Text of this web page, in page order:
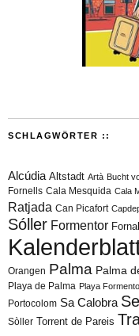
SCHLAGWÖRTER ::
Alcúdia Altstadt Artà Bucht
Fornells Cala Mesquida Cala
Ratjada Can Picafort
Sóller Formentor
Orangen Palma Palma
Playa de Palma Playa
Portocolom Sa Calobra
Sòller Torrent de Pareis